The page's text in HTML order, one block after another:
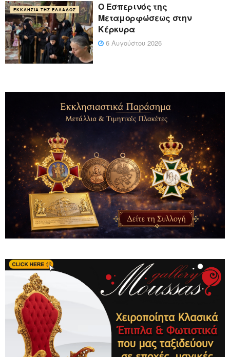
ΕΚΚΛΗΣΊΑ ΤΗΣ ΕΛΛΆΔΟΣ
Ο Εσπερινός της
Μεταμορφώσεως στην
Κέρκυρα
6 Αυγούστου 2026